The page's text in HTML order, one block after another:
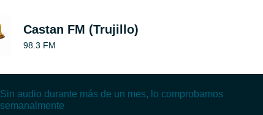
Castan FM (Trujillo)
98.3 FM
Sin audio durante más de un mes, lo comprobamos
semanalmente